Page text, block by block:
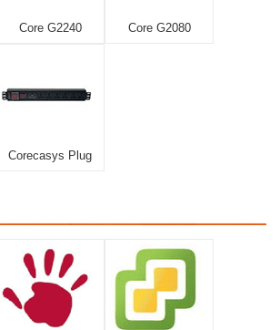
Core G2240 Core G2080
Corecasys Plug